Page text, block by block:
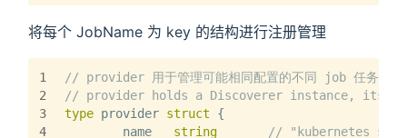
将每个 JobName 为 key 的结构进行注册管理
1
2
3
4
// provider 用于管理可能相同配置的不同 job 任务
// provider holds a Discoverer instance, its
type provider struct {
	name
string //